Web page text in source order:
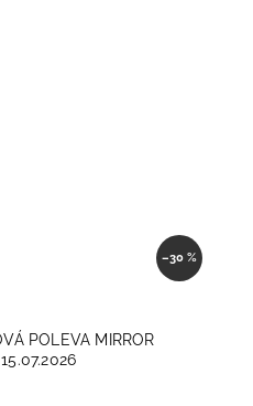
–30 %
POLEVA MIRROR